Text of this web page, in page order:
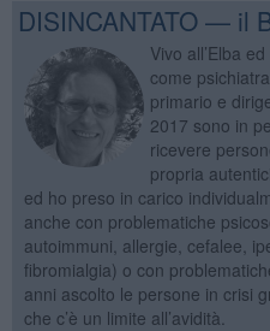
DISINCANTATO — il
Vivo all’Elba
come
primario e
2017 sono in
ricevere
propria
ed ho preso in carico
anche con problematiche
autoimmuni, allergie, cefalee,
fibromialgia) o con
anni ascolto le persone in crisi
che c’è un limite all’avidità.